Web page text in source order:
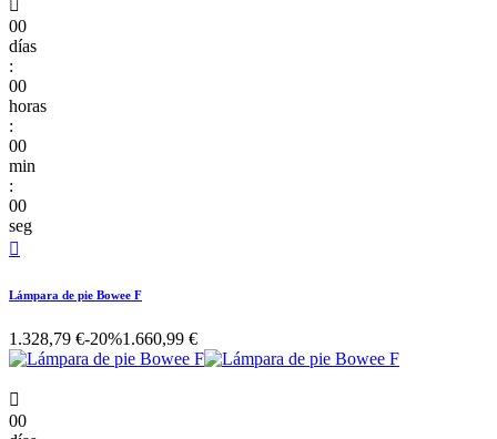

00
días
:
00
horas
:
00
min
:
00
seg

Lámpara de pie Bowee F
1.328,79 €-20%1.660,99 €

00